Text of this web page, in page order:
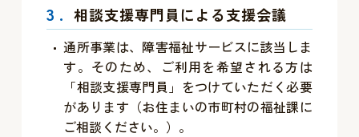
3. 相談支援専門員による支援会議
通所事業は、障害福祉サービスに該当しま
す。そのため、ご利用を希望される方は
「相談支援専門員」をつけていただく必要
があります（お住まいの市町村の福祉課に
ご相談ください。）。